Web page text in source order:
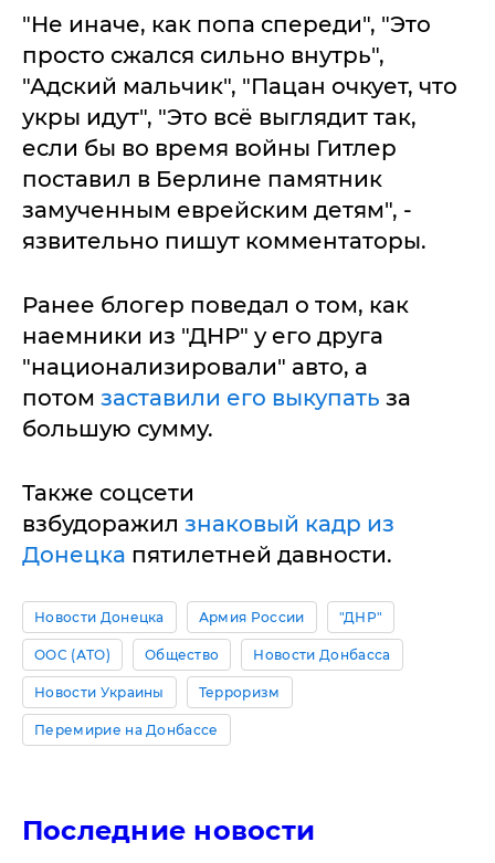
"Не иначе, как попа спереди", "Это
просто сжался сильно внутрь",
"Адский мальчик", "Пацан очкует, что
укры идут", "Это всё выглядит так,
если бы во время войны Гитлер
поставил в Берлине памятник
замученным еврейским детям", -
язвительно пишут комментаторы.
Ранее блогер поведал о том, как
наемники из "ДНР" у его друга
"национализировали" авто, а
потом заставили его выкупать за
большую сумму.
Также соцсети
взбудоражил знаковый кадр из
Донецка пятилетней давности.
Новости Донецка Армия России "ДНР"
ООС (АТО) Общество Новости Донбасса
Новости Украины Терроризм
Перемирие на Донбассе
Последние новости